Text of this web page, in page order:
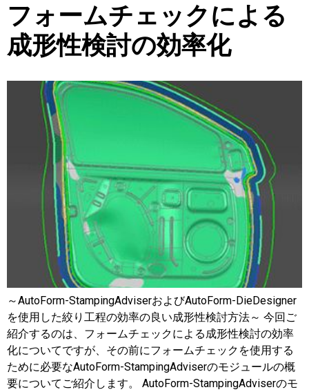
フォームチェックによる
成形性検討の効率化
～AutoForm-StampingAdviserおよびAutoForm-DieDesigner
を使用した絞り工程の効率の良い成形性検討方法～ 今回ご
紹介するのは、フォームチェックによる成形性検討の効率
化についてですが、その前にフォームチェックを使用する
ために必要なAutoForm-StampingAdviserのモジュールの概
要についてご紹介します。 AutoForm-StampingAdviserのモ